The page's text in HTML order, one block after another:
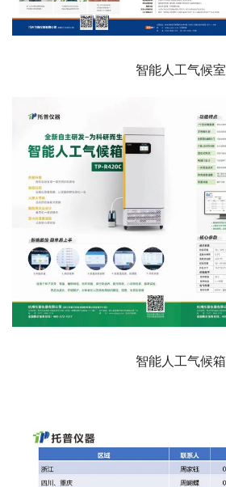
智能人工气候室
智能人工气候箱